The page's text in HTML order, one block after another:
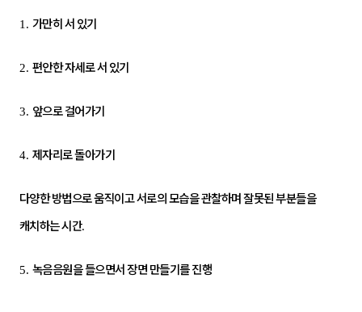
1. 가만히 서 있기
2. 편안한 자세로 서 있기
3. 앞으로 걸어가기
4. 제자리로 돌아가기
다양한 방법으로 움직이고 서로의 모습을 관찰하며 잘못된 부분들을
캐치하는 시간.
5. 녹음음원을 들으면서 장면 만들기를 진행